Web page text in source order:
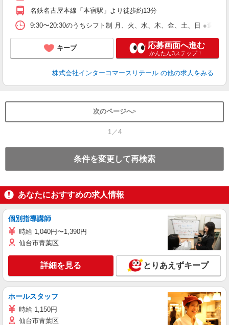
名鉄名古屋本線「本宿駅」より徒歩約13分
9:30〜20:30のうちシフト制 月、火、水、木、金、土、日 ●週2
キープ 応募画面へ進む
かんたん3ステップ！
株式会社インターコマースリテール の他の求人をみる
次のページへ
1／4
条件を変更して再検索
あなたにおすすめの求人情報
個別指導講師
時給 1,040円〜1,390円
仙台市青葉区
詳細を見る とりあえずキープ
ホールスタッフ
時給 1,150円
仙台市青葉区